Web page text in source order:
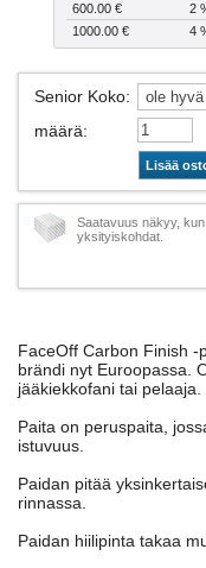
600.00 €
2
1000.00 €
4
Senior Koko:
määrä:
Lisää
Saatavuus näkyy,
yksityiskohdat.
FaceOff Carbon Finish
brändi nyt Euroopassa.
jääkiekkofani tai pelaaja.
Paita on peruspaita,
istuvuus.
Paidan pitää
rinnassa.
Paidan hiilipinta takaa